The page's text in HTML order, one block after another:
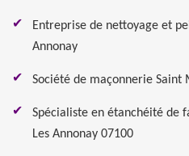
Entreprise de nettoyage et
Annonay
Société de maçonnerie Saint
Spécialiste en étanchéité de
Les Annonay 07100